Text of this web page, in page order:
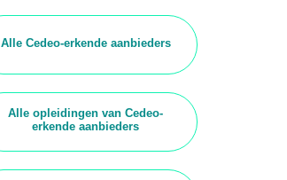
Alle Cedeo-erkende aanbieders
Alle opleidingen van Cedeo-
erkende aanbieders